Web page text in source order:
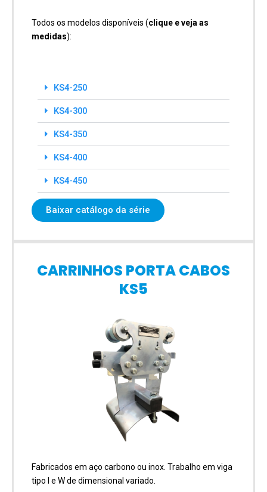
Todos os modelos disponíveis (clique e veja as
medidas):
KS4-250
KS4-300
KS4-350
KS4-400
KS4-450
Baixar catálogo da série
CARRINHOS PORTA CABOS
KS5
Fabricados em aço carbono ou inox. Trabalho em viga
tipo I e W de dimensional variado.